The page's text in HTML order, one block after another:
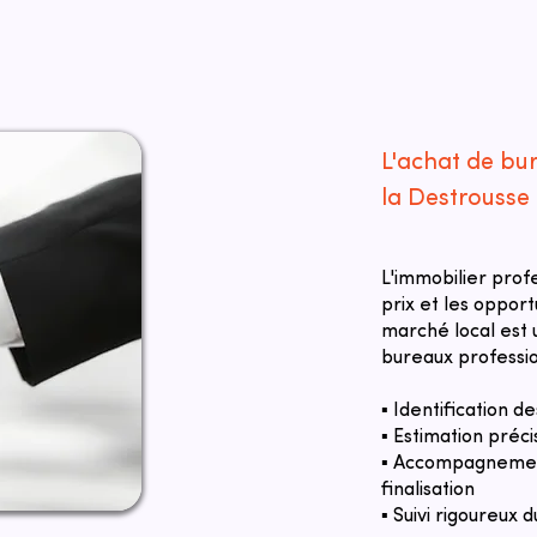
L'achat de
la
L'immobilier
prix et les
marché local est
bureaux
▪ Identification
▪ Estimation
▪
finalisation
▪ Suivi rigoureux